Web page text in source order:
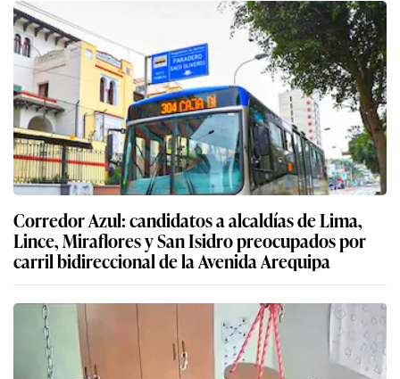
Corredor Azul: candidatos a alcaldías de Lima,
Lince, Miraflores y San Isidro preocupados por
carril bidireccional de la Avenida Arequipa